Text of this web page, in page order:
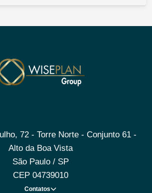
72 - Torre Norte - Conjunto 61 -
Alto da Boa Vista
São Paulo / SP
CEP 04739010
Contatos